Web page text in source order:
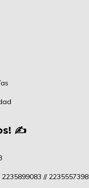
✍
// 2235557398